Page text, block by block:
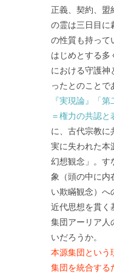
正義、契約、盟
の霊は三日目に
の性質も持って
はじめとする多
における守護神
ったとのことで
『実現論』「
＝権力の共認と
に、古代宗教に
実に失われた本
幻想観念」。す
象（頭の中に内
い欺瞞観念）へ
近代思想を貫く
集団アーリア人
いだろうか。
本源集団という
集団を統合する